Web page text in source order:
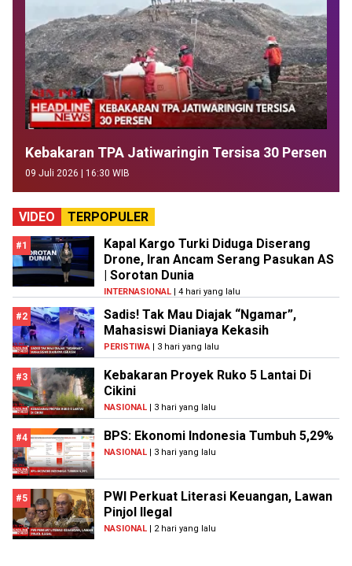
Kebakaran TPA Jatiwaringin Tersisa 30 Persen
09 Juli 2026 | 16:30 WIB
VIDEO TERPOPULER
#1
Kapal Kargo Turki Diduga Diserang
Drone, Iran Ancam Serang Pasukan AS
| Sorotan Dunia
INTERNASIONAL | 4 hari yang lalu
#2
Sadis! Tak Mau Diajak “Ngamar”,
Mahasiswi Dianiaya Kekasih
PERISTIWA | 3 hari yang lalu
#3
Kebakaran Proyek Ruko 5 Lantai Di
Cikini
NASIONAL | 3 hari yang lalu
#4 BPS: Ekonomi Indonesia Tumbuh 5,29%
NASIONAL | 3 hari yang lalu
#5
PWI Perkuat Literasi Keuangan, Lawan
Pinjol Ilegal
NASIONAL | 2 hari yang lalu